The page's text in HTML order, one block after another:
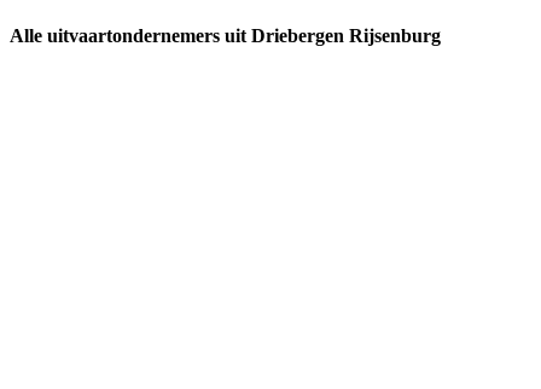
Alle uitvaartondernemers uit Driebergen Rijsenburg